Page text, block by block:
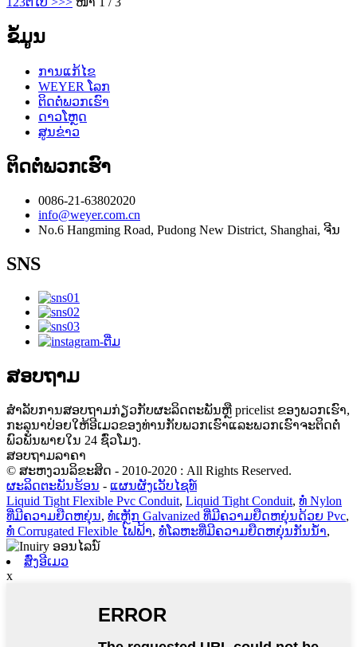
ຂໍ້ມູນ
ການແກ້ໄຂ
WEYER ໂລກ
ຕິດຕໍ່ພວກເຮົາ
ດາວໂຫຼດ
ສູນຂ່າວ
ຕິດຕໍ່ພວກເຮົາ
0086-21-63802020
info@weyer.com.cn
No.6 Hangming Road, Pudong New District, Shanghai, ຈີນ
SNS
ສອບຖາມ
ສໍາ​ລັບ​ການ​ສອບ​ຖາມ​ກ່ຽວ​ກັບ​ຜະ​ລິດ​ຕະ​ພັນ​ຫຼື pricelist ຂອງ​ພວກ​ເຮົາ​,
ກະ​ລຸ​ນາ​ປ່ອຍ​ໃຫ້​ອີ​ເມວ​ຂອງ​ທ່ານ​ກັບ​ພວກ​ເຮົາ​ແລະ​ພວກ​ເຮົາ​ຈະ​ຕິດ​ຕໍ່​
ພົວ​ພັນ​ພາຍ​ໃນ 24 ຊົ່ວ​ໂມງ​.
ສອບຖາມລາຄາ
© ສະຫງວນລິຂະສິດ - 2010-2020 : All Rights Reserved.
ຜະລິດຕະພັນຮ້ອນ - ແຜນຜັງເວັບໄຊທ໌
Liquid Tight Flexible Pvc Conduit, Liquid Tight Conduit, ທໍ່ Nylon
ທີ່ມີຄວາມຍືດຫຍຸ່ນ, ທໍ່ເຫຼັກ Galvanized ທີ່ມີຄວາມຍືດຫຍຸ່ນດ້ວຍ Pvc,
ທໍ່ Corrugated Flexible ໄຟຟ້າ, ທໍ່ໂລຫະທີ່ມີຄວາມຍືດຫຍຸ່ນກັນນ້ໍາ,
ສົ່ງອີເມວ
x